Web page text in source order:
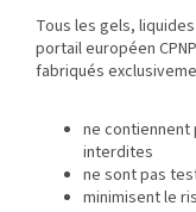
Tous les gels,
portail européen
fabriqués
ne contiennent
interdites
ne sont pas
minimisent le